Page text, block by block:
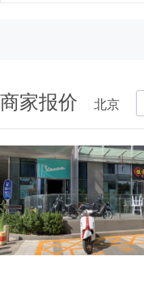
商家报价 北京